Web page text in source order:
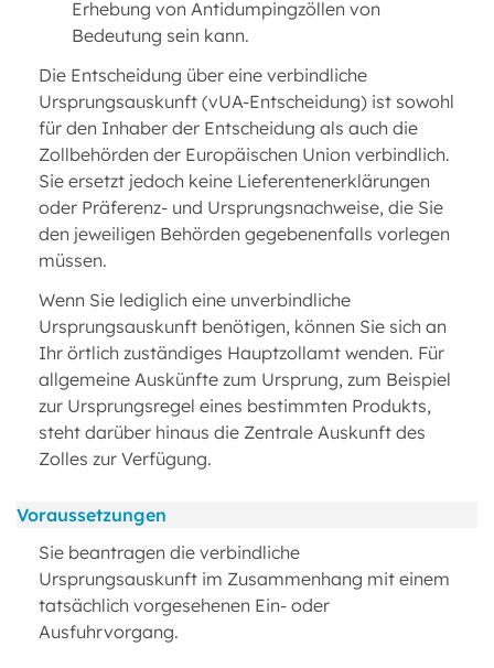
Erhebung von Antidumpingzöllen von
Bedeutung sein kann.
Die Entscheidung über eine verbindliche
Ursprungsauskunft (vUA-Entscheidung) ist sowohl
für den Inhaber der Entscheidung als auch die
Zollbehörden der Europäischen Union verbindlich.
Sie ersetzt jedoch keine Lieferentenerklärungen
oder Präferenz- und Ursprungsnachweise, die Sie
den jeweiligen Behörden gegebenenfalls vorlegen
müssen.
Wenn Sie lediglich eine unverbindliche
Ursprungsauskunft benötigen, können Sie sich an
Ihr örtlich zuständiges Hauptzollamt wenden. Für
allgemeine Auskünfte zum Ursprung, zum Beispiel
zur Ursprungsregel eines bestimmten Produkts,
steht darüber hinaus die Zentrale Auskunft des
Zolles zur Verfügung.
Voraussetzungen
Sie beantragen die verbindliche
Ursprungsauskunft im Zusammenhang mit einem
tatsächlich vorgesehenen Ein- oder
Ausfuhrvorgang.